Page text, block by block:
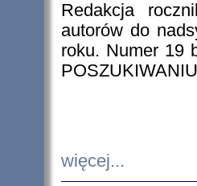
Redakcja
autorów do
roku. Numer 19
więcej...